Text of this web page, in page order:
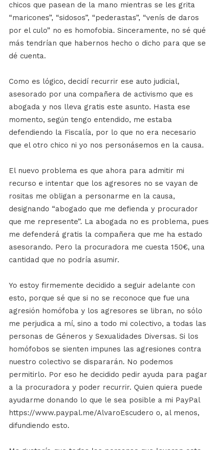
chicos que pasean de la mano mientras se les grita
“maricones”, “sidosos”, “pederastas”, “venís de daros
por el culo” no es homofobia. Sinceramente, no sé qué
más tendrían que habernos hecho o dicho para que se
dé cuenta.
Como es lógico, decidí recurrir ese auto judicial,
asesorado por una compañera de activismo que es
abogada y nos lleva gratis este asunto. Hasta ese
momento, según tengo entendido, me estaba
defendiendo la Fiscalía, por lo que no era necesario
que el otro chico ni yo nos personásemos en la causa.
El nuevo problema es que ahora para admitir mi
recurso e intentar que los agresores no se vayan de
rositas me obligan a personarme en la causa,
designando “abogado que me defienda y procurador
que me represente”. La abogada no es problema, pues
me defenderá gratis la compañera que me ha estado
asesorando. Pero la procuradora me cuesta 150€, una
cantidad que no podría asumir.
Yo estoy firmemente decidido a seguir adelante con
esto, porque sé que si no se reconoce que fue una
agresión homófoba y los agresores se libran, no sólo
me perjudica a mí, sino a todo mi colectivo, a todas las
personas de Géneros y Sexualidades Diversas. Si los
homófobos se sienten impunes las agresiones contra
nuestro colectivo se dispararán. No podemos
permitirlo. Por eso he decidido pedir ayuda para pagar
a la procuradora y poder recurrir. Quien quiera puede
ayudarme donando lo que le sea posible a mi PayPal
https://www.paypal.me/AlvaroEscudero o, al menos,
difundiendo esto.